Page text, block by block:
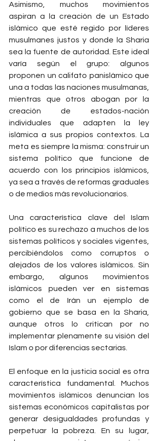
Asimismo, muchos movimientos
aspiran a la creación de un Estado
islámico que esté regido por líderes
musulmanes justos y donde la Sharia
sea la fuente de autoridad. Este ideal
varía según el grupo: algunos
proponen un califato panislámico que
una a todas las naciones musulmanas,
mientras que otros abogan por la
creación de estados-nación
individuales que adapten la ley
islámica a sus propios contextos. La
meta es siempre la misma: construir un
sistema político que funcione de
acuerdo con los principios islámicos,
ya sea a través de reformas graduales
o de medios más revolucionarios.
Una característica clave del Islam
político es su rechazo a muchos de los
sistemas políticos y sociales vigentes,
percibiéndolos como corruptos o
alejados de los valores islámicos. Sin
embargo, algunos movimientos
islámicos pueden ver en sistemas
como el de Irán un ejemplo de
gobierno que se basa en la Sharia,
aunque otros lo critican por no
implementar plenamente su visión del
Islam o por diferencias sectarias.
El enfoque en la justicia social es otra
característica fundamental. Muchos
movimientos islámicos denuncian los
sistemas económicos capitalistas por
generar desigualdades profundas y
perpetuar la pobreza. En su lugar,